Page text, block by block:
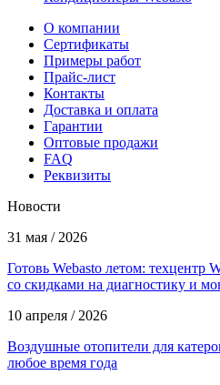
О компании
Сертификаты
Примеры работ
Прайс-лист
Контакты
Доставка и оплата
Гарантии
Оптовые продажи
FAQ
Реквизиты
Новости
31 мая / 2026
Готовь Webasto летом: техцентр
со скидками на диагностику и
10 апреля / 2026
Воздушные отопители для
любое время года